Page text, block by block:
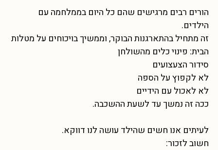
הורים רבים מרגישים שהם כל היום בממלחמה עם
הילדים.
זה מתחיל בהתארגנות הבוקר, וממשיך בויכוחים על מטלות
הבית: פינוי כלים מהשולחן
סידור הצעצועים
לא לקפוץ על הספה
לא לאכול עם הידיים
ככה זה נמשך עד לשעת ההשכבה.
לעיתים אנו חשים שהילד עושה לנו דווקא.
חשוב לזכור: